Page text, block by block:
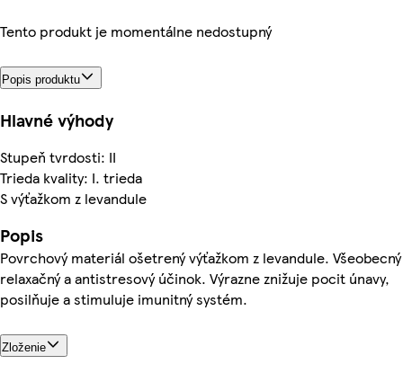
Tento produkt je momentálne nedostupný
Popis produktu
Hlavné výhody
Stupeň tvrdosti: II
Trieda kvality: I. trieda
S výťažkom z levandule
Popis
Povrchový materiál ošetrený výťažkom z levandule. Všeobecný
relaxačný a antistresový účinok. Výrazne znižuje pocit únavy,
posilňuje a stimuluje imunitný systém.
Zloženie